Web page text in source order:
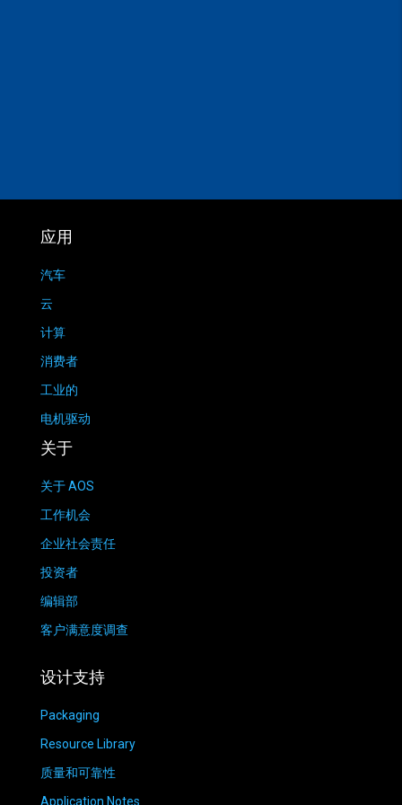
应用
汽车
云
计算
消费者
工业的
电机驱动
关于
关于 AOS
工作机会
企业社会责任
投资者
编辑部
客户满意度调查
设计支持
Packaging
Resource Library
质量和可靠性
Application Notes